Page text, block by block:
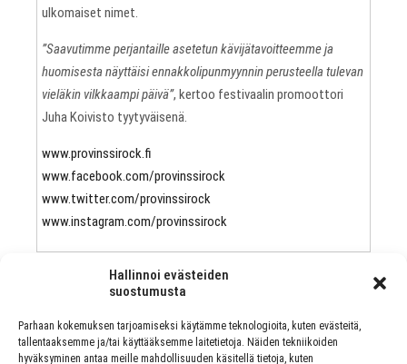
Hallinnoi evästeiden
suostumusta
Parhaan kokemuksen tarjoamiseksi käytämme teknologioita, kuten evästeitä,
tallentaaksemme ja/tai käyttääksemme laitetietoja. Näiden tekniikoiden
hyväksyminen antaa meille mahdollisuuden käsitellä tietoja, kuten
ulkomaiset nimet.
”Saavutimme perjantaille asetetun kävijätavoitteemme ja
huomisesta näyttäisi ennakkolipunmyynnin perusteella tulevan
vieläkin vilkkaampi päivä”, kertoo festivaalin promoottori
Juha Koivisto tyytyväisenä.
www.provinssirock.fi
www.facebook.com/provinssirock
www.twitter.com/provinssirock
www.instagram.com/provinssirock
PREVIOUS ARTICLE